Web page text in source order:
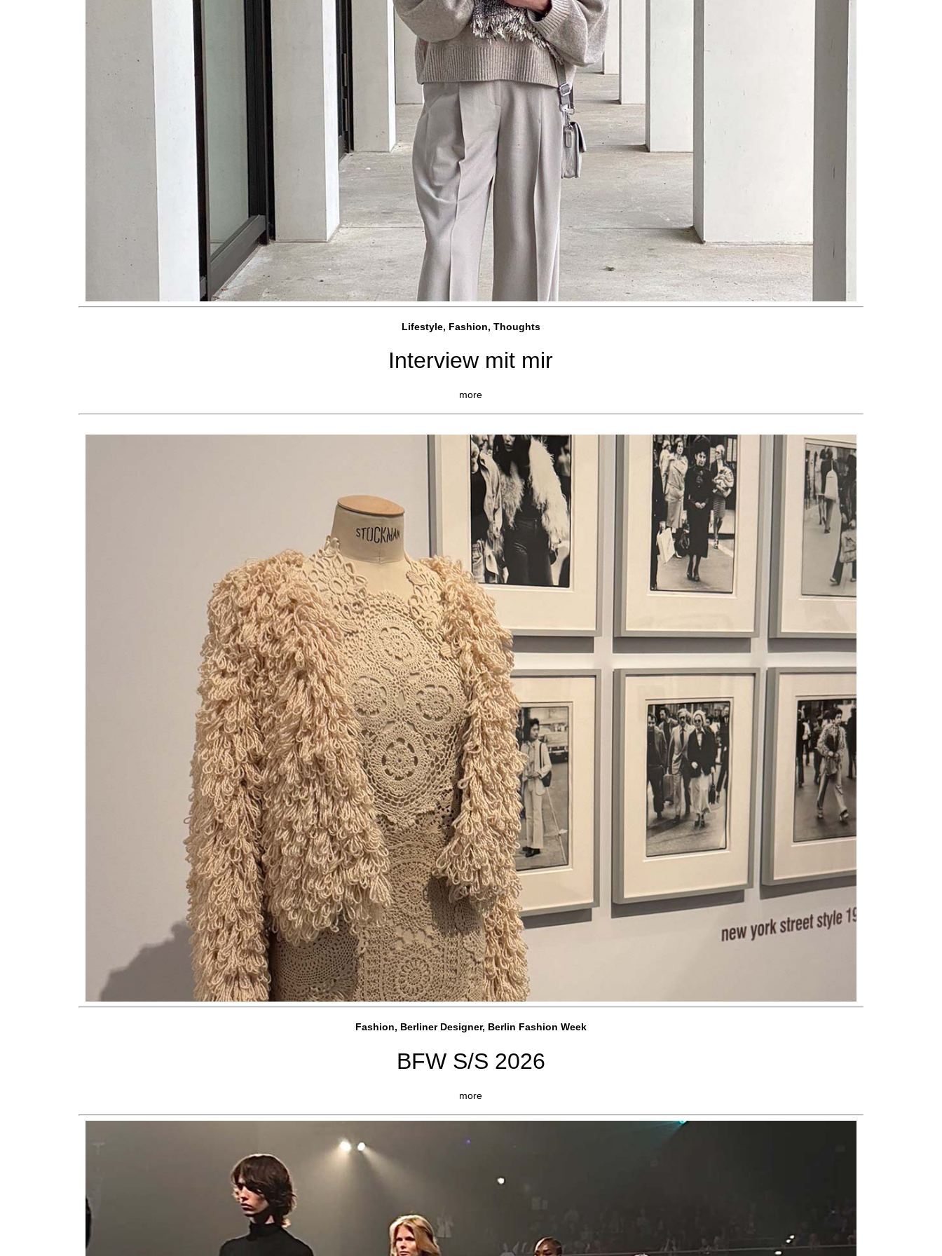
Lifestyle, Fashion, Thoughts
Interview mit mir
more
Fashion, Berliner Designer, Berlin Fashion Week
BFW S/S 2026
more